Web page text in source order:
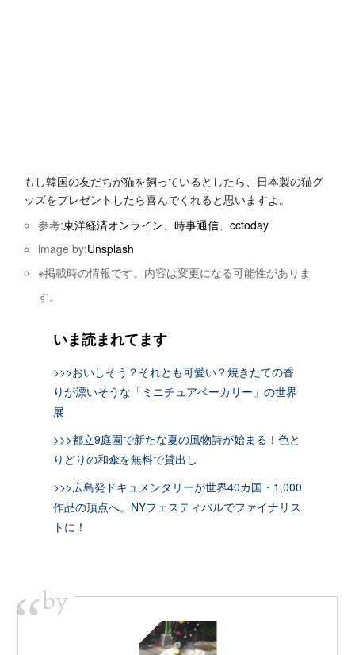
もし韓国の友だちが猫を飼っているとしたら、日本製の猫グ
ッズをプレゼントしたら喜んでくれると思いますよ。
参考:東洋経済オンライン、時事通信、cctoday
image by:Unsplash
※掲載時の情報です。内容は変更になる可能性がありま
す。
いま読まれてます
>>>おいしそう？それとも可愛い？焼きたての香
りが漂いそうな「ミニチュアベーカリー」の世界
展
>>>都立9庭園で新たな夏の風物詩が始まる！色と
りどりの和傘を無料で貸出し
>>>広島発ドキュメンタリーが世界40カ国・1,000
作品の頂点へ。NYフェスティバルでファイナリス
トに！
“by